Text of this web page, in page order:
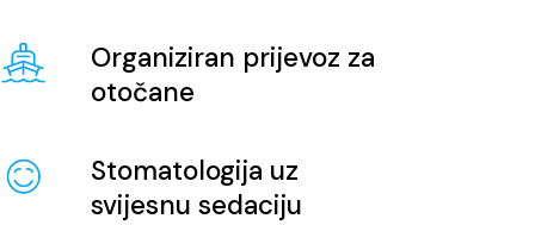
Organiziran prijevoz za
otočane
Stomatologija uz
svijesnu sedaciju